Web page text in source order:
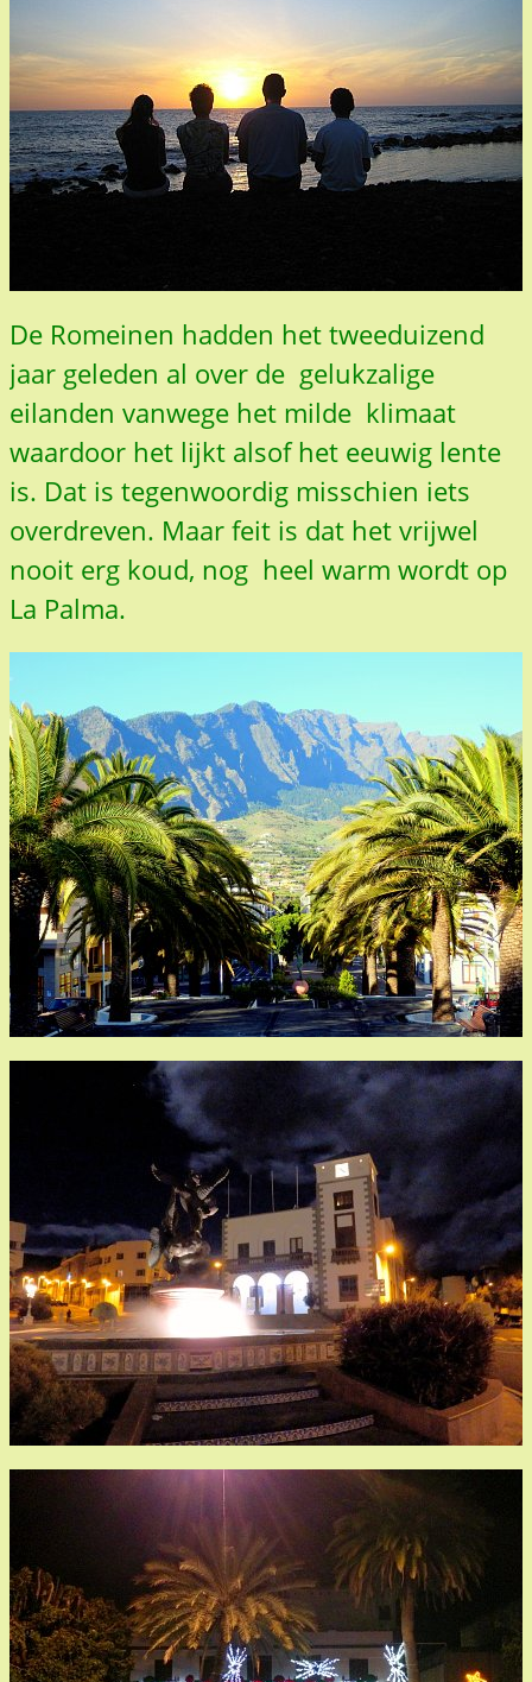
De Romeinen hadden het tweeduizend
jaar geleden al over de gelukzalige
eilanden vanwege het milde klimaat
waardoor het lijkt alsofhet eeuwig lente
is. Dat is tegenwoordig misschien iets
overdreven. Maar feit is dat het vrijwel
nooit erg koud, nog heel warm wordt op
La Palma.